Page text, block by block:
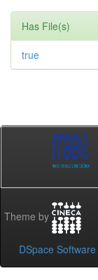
Has File(s)
true
Theme by
DSpace Software